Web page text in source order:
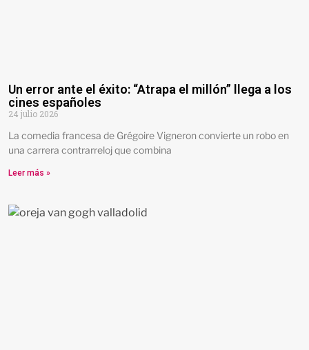
Un error ante el éxito: “Atrapa el millón” llega a los
cines españoles
24 julio 2026
La comedia francesa de Grégoire Vigneron convierte un robo en
una carrera contrarreloj que combina
Leer más »